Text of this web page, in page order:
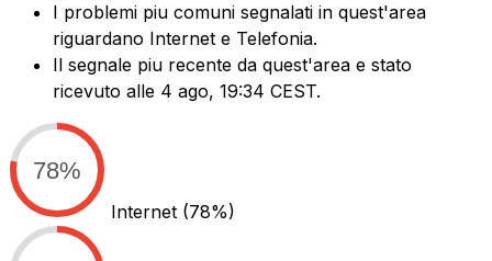
I problemi piu comuni segnalati in quest'area
riguardano Internet e Telefonia.
Il segnale piu recente da quest'area e stato
ricevuto alle 4 ago, 19:34 CEST.
78%
Internet (78%)